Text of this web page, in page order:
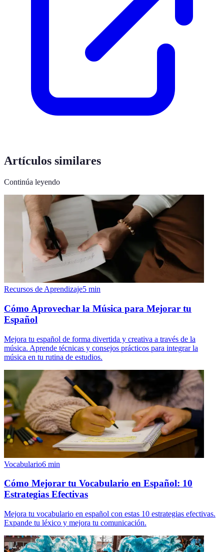
Artículos similares
Continúa leyendo
Recursos de Aprendizaje5 min
Cómo Aprovechar la Música para Mejorar tu
Español
Mejora tu español de forma divertida y creativa a través de la
música. Aprende técnicas y consejos prácticos para integrar la
música en tu rutina de estudios.
Vocabulario6 min
Cómo Mejorar tu Vocabulario en Español: 10
Estrategias Efectivas
Mejora tu vocabulario en español con estas 10 estrategias efectivas.
Expande tu léxico y mejora tu comunicación.